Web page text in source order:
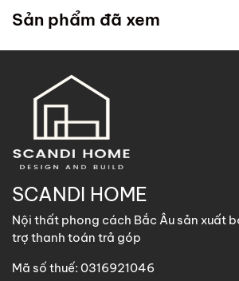
trong chính sách
nhà quý khách để hỗ trợ lắp đặt.
ScandiHomehỗ trợ vận chuyển
thước dưới 1m8 với chi phí vận chuyển
trách nhiệm toàn bộ qua các phương
GHN, Viettel Post, Nhất Tín,…
khách hàng vui lòng nhắn tin cho
trợ nếu cần thiết.
Sản phẩm đã xem
SCANDI HOME
Nội thất phong cách Bắc Âu sản xuất
trợ thanh toán trả góp
Mã số thuế: 0316921046